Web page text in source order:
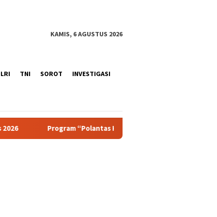
KAMIS, 6 AGUSTUS 2026
TNI SOROT INVESTIGASI
“Polantas Karib” Satlantas Polres Sukabumi Kota Berbagi